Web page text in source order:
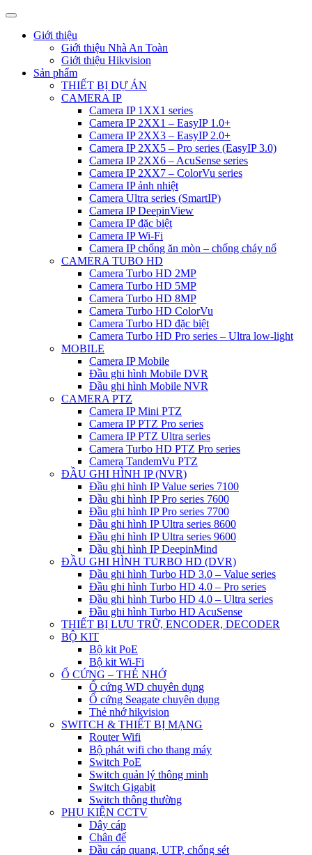
Giới thiệu
Giới thiệu Nhà An Toàn
Giới thiệu Hikvision
Sản phẩm
THIẾT BỊ DỰ ÁN
CAMERA IP
Camera IP 1XX1 series
Camera IP 2XX1 – EasyIP 1.0+
Camera IP 2XX3 – EasyIP 2.0+
Camera IP 2XX5 – Pro series (EasyIP 3.0)
Camera IP 2XX6 – AcuSense series
Camera IP 2XX7 – ColorVu series
Camera IP ảnh nhiệt
Camera Ultra series (SmartIP)
Camera IP DeepinView
Camera IP đặc biệt
Camera IP Wi-Fi
Camera IP chống ăn mòn – chống cháy nổ
CAMERA TUBO HD
Camera Turbo HD 2MP
Camera Turbo HD 5MP
Camera Turbo HD 8MP
Camera Turbo HD ColorVu
Camera Turbo HD đặc biệt
Camera Turbo HD Pro series – Ultra low-light
MOBILE
Camera IP Mobile
Đầu ghi hình Mobile DVR
Đầu ghi hình Mobile NVR
CAMERA PTZ
Camera IP Mini PTZ
Camera IP PTZ Pro series
Camera IP PTZ Ultra series
Camera Turbo HD PTZ Pro series
Camera TandemVu PTZ
ĐẦU GHI HÌNH IP (NVR)
Đầu ghi hình IP Value series 7100
Đầu ghi hình IP Pro series 7600
Đầu ghi hình IP Pro series 7700
Đầu ghi hình IP Ultra series 8600
Đầu ghi hình IP Ultra series 9600
Đầu ghi hình IP DeepinMind
ĐẦU GHI HÌNH TURBO HD (DVR)
Đầu ghi hình Turbo HD 3.0 – Value series
Đầu ghi hình Turbo HD 4.0 – Pro series
Đầu ghi hình Turbo HD 4.0 – Ultra series
Đầu ghi hình Turbo HD AcuSense
THIẾT BỊ LƯU TRỮ, ENCODER, DECODER
BỘ KIT
Bộ kit PoE
Bộ kit Wi-Fi
Ổ CỨNG – THẺ NHỚ
Ổ cứng WD chuyên dụng
Ổ cứng Seagate chuyên dụng
Thẻ nhớ hikvision
SWITCH & THIẾT BỊ MẠNG
Router Wifi
Bộ phát wifi cho thang máy
Switch PoE
Switch quản lý thông minh
Switch Gigabit
Switch thông thường
PHỤ KIỆN CCTV
Dây cáp
Chân đế
Đầu cáp quang, UTP, chống sét